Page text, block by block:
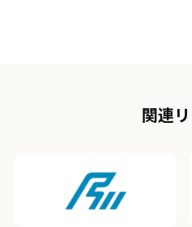
関連